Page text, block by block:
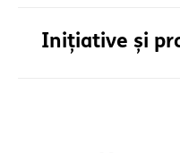
Inițiative și